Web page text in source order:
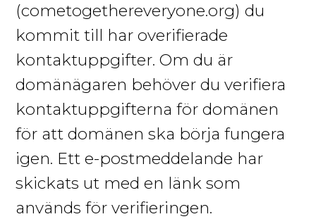
(cometogethereveryone.org)du
kommit till har overifierade
kontaktuppgifter. Om du är
domänägaren behöver du verifiera
kontaktuppgifterna för domänen
för att domänen ska börja fungera
igen. Ett e-postmeddelande har
skickats ut med en länk som
används för verifieringen.